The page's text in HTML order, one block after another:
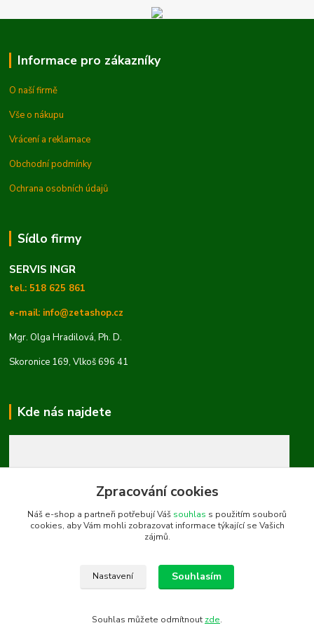
Informace pro zákazníky
O naší firmě
Vše o nákupu
Vrácení a reklamace
Obchodní podmínky
Ochrana osobních údajů
Sídlo firmy
SERVIS INGR
tel.: 518 625 861
e-mail: info@zetashop.cz
Mgr. Olga Hradilová, Ph. D.
Skoronice 169, Vlkoš 696 41
Kde nás najdete
Zpracování cookies
Náš e-shop a partneři potřebují Váš souhlas s použitím souborů
cookies, aby Vám mohli zobrazovat informace týkající se Vašich
zájmů.
Nastavení Souhlasím
Souhlas můžete odmítnout zde.